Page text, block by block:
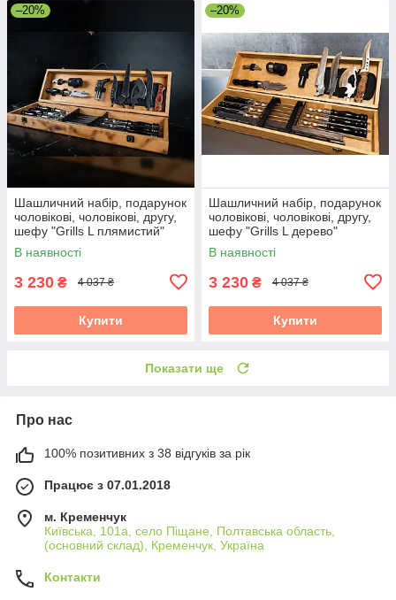
–20%
Шашличний набір, подарунок
чоловікові, чоловікові, другу,
шефу "Grills L плямистий"
В наявності
3 230 ₴ 4 037 ₴
Купити
–20%
Шашличний набір, подарунок
чоловікові, чоловікові, другу,
шефу "Grills L дерево"
В наявності
3 230 ₴ 4 037 ₴
Купити
Показати ще
Про нас
100% позитивних з 38 відгуків за рік
Працює з 07.01.2018
м. Кременчук
Київська, 101а, село Піщане, Полтавська область,
(основний склад), Кременчук, Україна
Контакти